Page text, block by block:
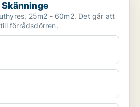
25m2 - 60m2. Det går att
förrådsdörren.